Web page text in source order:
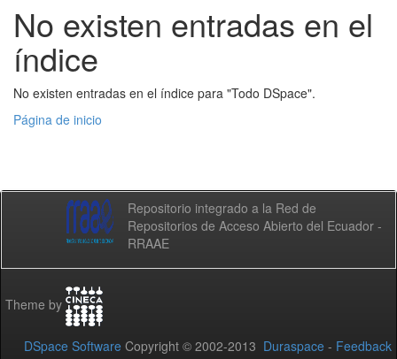
No existen entradas en el
índice
No existen entradas en el índice para "Todo DSpace".
Página de inicio
Repositorio integrado a la Red de
Repositorios de Acceso Abierto del Ecuador -
RRAAE
Theme by
DSpace Software Copyright © 2002-2013 Duraspace - Feedback